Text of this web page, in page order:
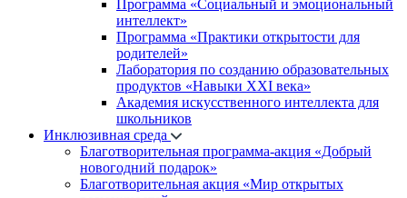
Программа «Социальный и эмоциональный
интеллект»
Программа «Практики открытости для
родителей»
Лаборатория по созданию образовательных
продуктов «Навыки XXI века»
Академия искусственного интеллекта для
школьников
Инклюзивная среда
Благотворительная программа-акция «Добрый
новогодний подарок»
Благотворительная акция «Мир открытых